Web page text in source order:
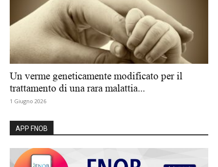
Un verme geneticamente modificato per il
trattamento di una rara malattia...
1 Giugno 2026
APP FNOB